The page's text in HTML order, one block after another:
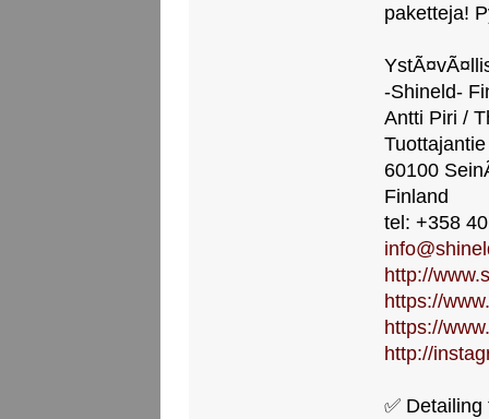
paketteja!
-Shineld-
Antti Piri /
60100
Finland
tel: +358
http://
https://
https://
http://
✅ Detailing